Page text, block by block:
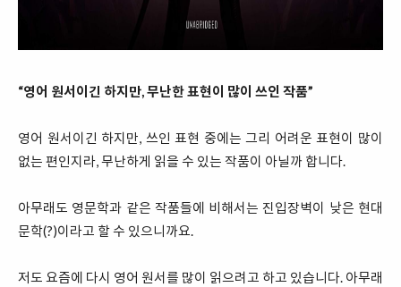
“영어 원서이긴 하지만, 무난한 표현이 많이 쓰인 작품”
영어 원서이긴 하지만, 쓰인 표현 중에는 그리 어려운 표현이 많이
없는 편인지라, 무난하게 읽을 수 있는 작품이 아닐까 합니다.
아무래도 영문학과 같은 작품들에 비해서는 진입장벽이 낮은 현대
문학(?)이라고 할 수 있으니까요.
저도 요즘에 다시 영어 원서를 많이 읽으려고 하고 있습니다. 아무래